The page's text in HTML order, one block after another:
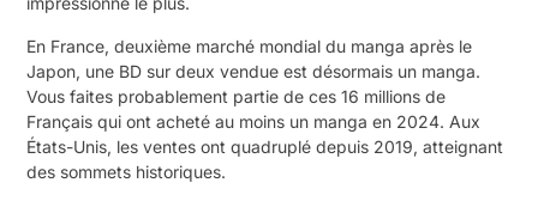
En France, deuxième marché mondial du manga après le
Japon, une BD sur deux vendue est désormais un manga.
Vous faites probablement partie de ces 16 millions de
Français qui ont acheté au moins un manga en 2024. Aux
États-Unis, les ventes ont quadruplé depuis 2019, atteignant
des sommets historiques.